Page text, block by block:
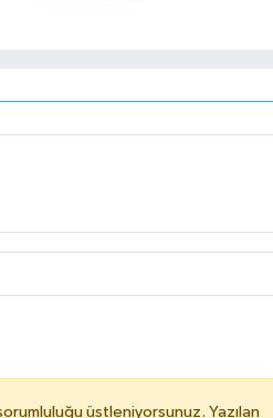
üstleniyorsunuz. Yazılan